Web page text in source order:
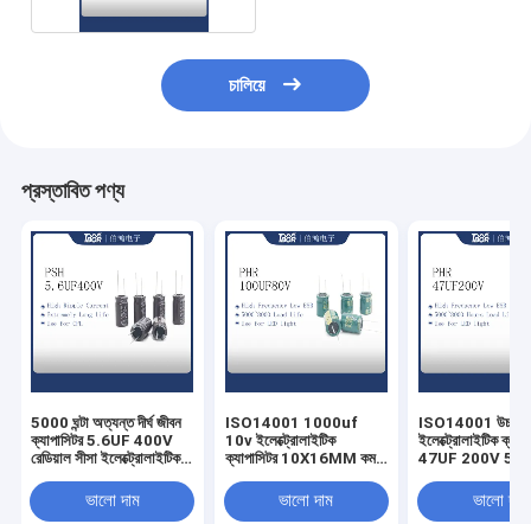
চালিয়ে
প্রস্তাবিত পণ্য
5000 ঘন্টা অত্যন্ত দীর্ঘ জীবন
ক্যাপাসিটর 5.6UF 400V
রেডিয়াল সীসা ইলেক্ট্রোলাইটিক
ভালো দাম
ISO14001 1000uf
10v ইলেক্ট্রোলাইটিক
ক্যাপাসিটর 10X16MM কম
ভালো দাম
ISO14001 উচ্চ
ইলেক্ট্রোলাইটিক
47UF 200V 5000
ভালো দাম